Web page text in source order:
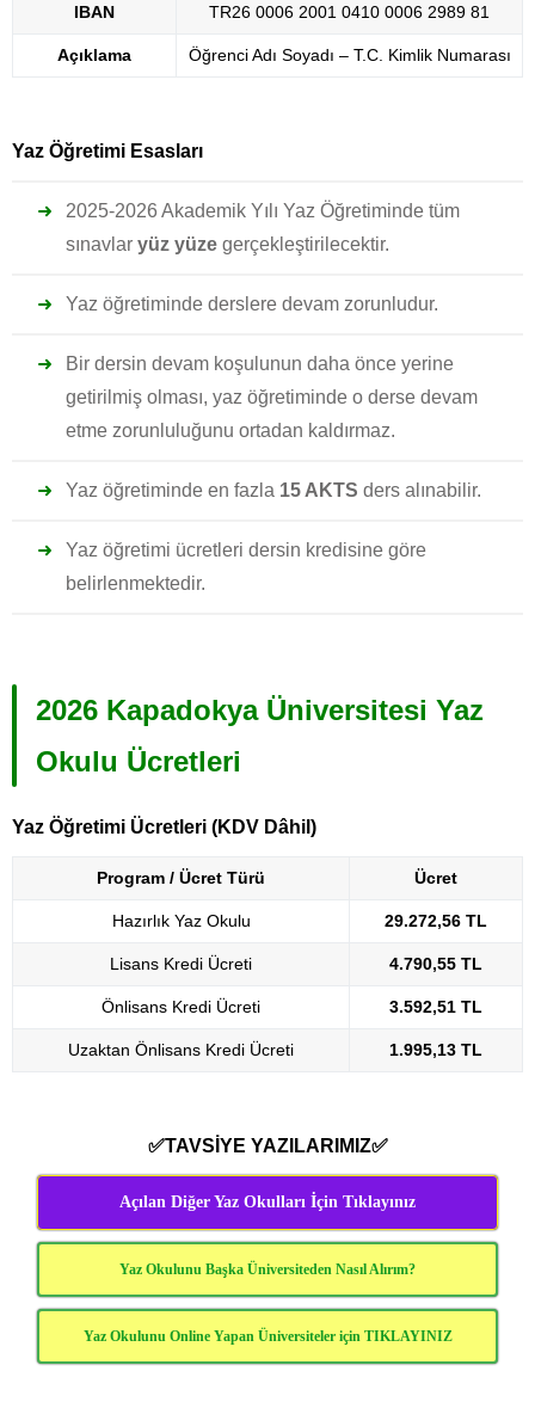
IBAN TR26 0006 2001 0410 0006 2989 81
Açıklama Öğrenci Adı Soyadı – T.C. Kimlik Numarası
Yaz Öğretimi Esasları
2025-2026 Akademik Yılı Yaz Öğretiminde tüm
sınavlar yüz yüze gerçekleştirilecektir.
Yaz öğretiminde derslere devam zorunludur.
Bir dersin devam koşulunun daha önce yerine
getirilmiş olması, yaz öğretiminde o derse devam
etme zorunluluğunu ortadan kaldırmaz.
Yaz öğretiminde en fazla 15 AKTS ders alınabilir.
Yaz öğretimi ücretleri dersin kredisine göre
belirlenmektedir.
2026 Kapadokya Üniversitesi Yaz
Okulu Ücretleri
Yaz Öğretimi Ücretleri (KDV Dâhil)
Program / Ücret Türü Ücret
Hazırlık Yaz Okulu 29.272,56 TL
Lisans Kredi Ücreti 4.790,55 TL
Önlisans Kredi Ücreti 3.592,51 TL
Uzaktan Önlisans Kredi Ücreti 1.995,13 TL
✅TAVSİYE YAZILARIMIZ✅
Açılan Diğer Yaz Okulları İçin Tıklayınız
Yaz Okulunu Başka Üniversiteden Nasıl Alırım?
Yaz Okulunu Online Yapan Üniversiteler için TIKLAYINIZ